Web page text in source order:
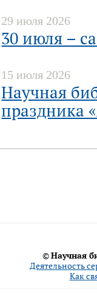
29 июля 2026
30 июля –
15 июля 2026
Научная
праздника
©Научная
Деятельность
Как